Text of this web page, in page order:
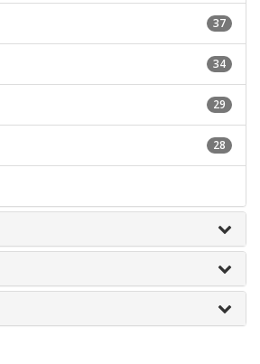
37
34
29
28